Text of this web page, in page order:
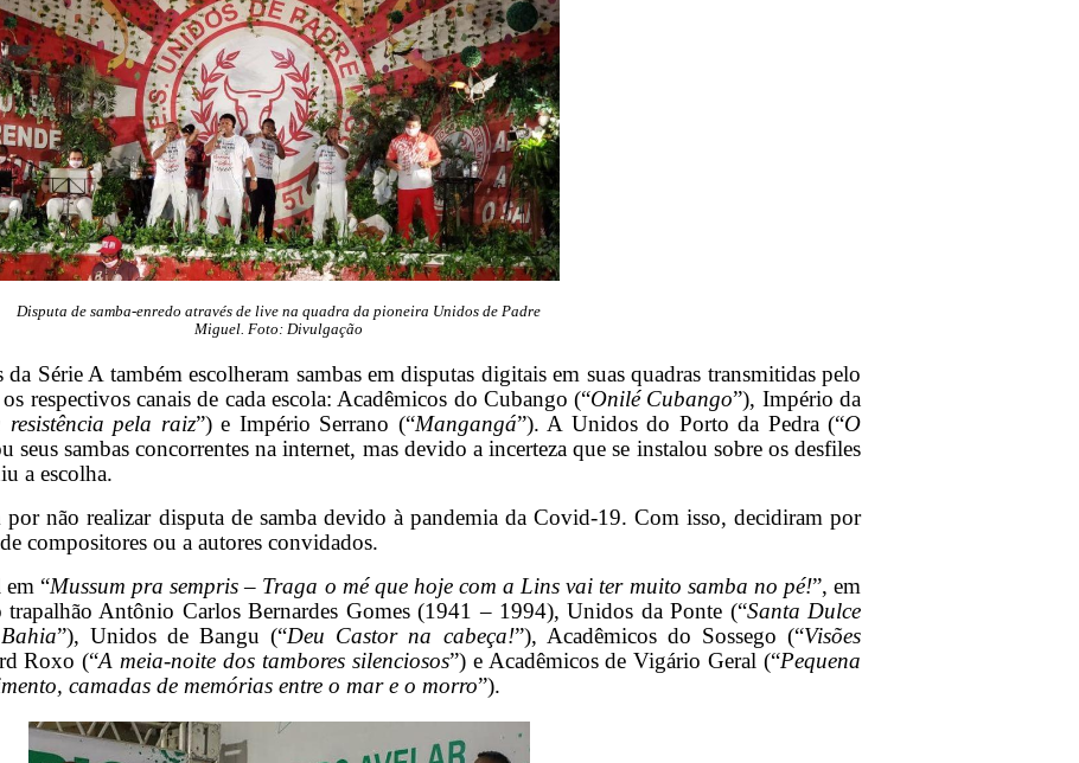
Disputa de samba-enredo através de live na quadra da pioneira Unidos de Padre
Miguel. Foto: Divulgação
Série A também escolheram sambas em disputas digitais em suas quadras transmitidas pelo
respectivos canais de cada escola: Acadêmicos do Cubango (“Onilé Cubango”), Império da
pela raiz”) e Império Serrano (“Mangangá”). A Unidos do Porto da Pedra (“O
seus sambas concorrentes na internet, mas devido a incerteza que se instalou sobre os desfiles
a escolha.
por não realizar disputa de samba devido à pandemia da Covid-19. Com isso, decidiram por
compositores ou a autores convidados.
“Mussum pra sempris – Traga o mé que hoje com a Lins vai ter muito samba no pé!”, em
trapalhão Antônio Carlos Bernardes Gomes (1941 – 1994), Unidos da Ponte (“Santa Dulce
”), Unidos de Bangu (“Deu Castor na cabeça!”), Acadêmicos do Sossego (“Visões
Roxo (“A meia-noite dos tambores silenciosos”) e Acadêmicos de Vigário Geral (“Pequena
camadas de memórias entre o mar e o morro”).